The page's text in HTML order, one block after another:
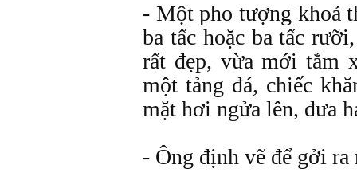
- Một pho tượng khoả
ba tấc hoặc ba tấc
rất đẹp, vừa mới tắm
một tảng đá, chiếc
mặt hơi ngửa lên, đưa
- Ông định vẽ để gởi ra